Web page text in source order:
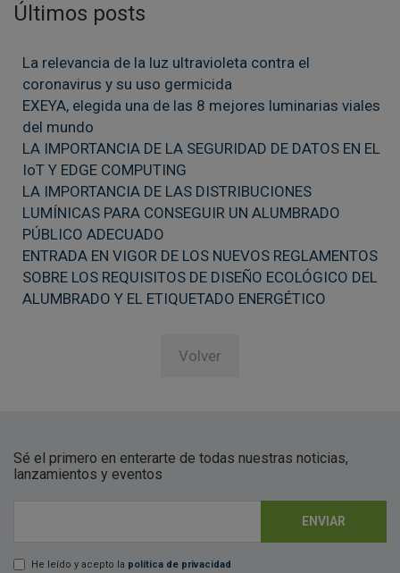
Últimos posts
La relevancia de la luz ultravioleta contra el
coronavirus y su uso germicida
EXEYA, elegida una de las 8 mejores luminarias viales
del mundo
LA IMPORTANCIA DE LA SEGURIDAD DE DATOS EN EL
IoT Y EDGE COMPUTING
LA IMPORTANCIA DE LAS DISTRIBUCIONES
LUMÍNICAS PARA CONSEGUIR UN ALUMBRADO
PÚBLICO ADECUADO
ENTRADA EN VIGOR DE LOS NUEVOS REGLAMENTOS
SOBRE LOS REQUISITOS DE DISEÑO ECOLÓGICO DEL
ALUMBRADO Y EL ETIQUETADO ENERGÉTICO
Volver
Sé el primero en enterarte de todas nuestras noticias,
lanzamientos y eventos
He leído y acepto la política de privacidad
ENVIAR